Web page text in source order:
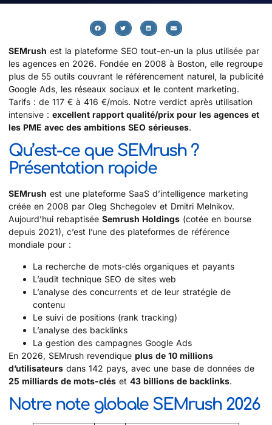
SEMrush est la plateforme SEO tout-en-un la plus utilisée par
les agences en 2026. Fondée en 2008 à Boston, elle regroupe
plus de 55 outils couvrant le référencement naturel, la publicité
Google Ads, les réseaux sociaux et le content marketing.
Tarifs : de 117 € à 416 €/mois. Notre verdict après utilisation
intensive : excellent rapport qualité/prix pour les agences et
les PME avec des ambitions SEO sérieuses.
Qu’est-ce que SEMrush ?
Présentation rapide
SEMrush est une plateforme SaaS d’intelligence marketing
créée en 2008 par Oleg Shchegolev et Dmitri Melnikov.
Aujourd’hui rebaptisée Semrush Holdings (cotée en bourse
depuis 2021), c’est l’une des plateformes de référence
mondiale pour :
La recherche de mots-clés organiques et payants
L’audit technique SEO de sites web
L’analyse des concurrents et de leur stratégie de
contenu
Le suivi de positions (rank tracking)
L’analyse des backlinks
La gestion des campagnes Google Ads
En 2026, SEMrush revendique plus de 10 millions
d’utilisateurs dans 142 pays, avec une base de données de
25 milliards de mots-clés et 43 billions de backlinks.
Notre note globale SEMrush 2026